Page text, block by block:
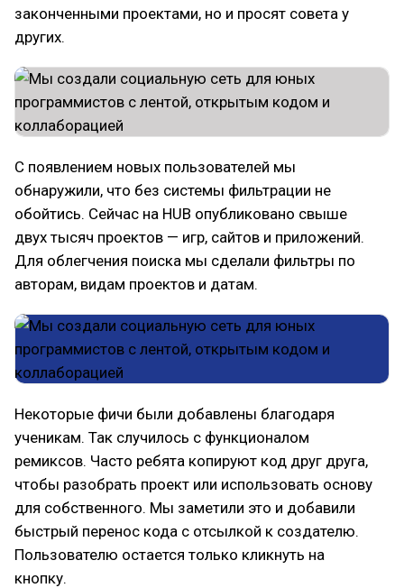
законченными проектами, но и просят совета у
других.
С появлением новых пользователей мы
обнаружили, что без системы фильтрации не
обойтись. Сейчас на HUB опубликовано свыше
двух тысяч проектов — игр, сайтов и приложений.
Для облегчения поиска мы сделали фильтры по
авторам, видам проектов и датам.
Некоторые фичи были добавлены благодаря
ученикам. Так случилось с функционалом
ремиксов. Часто ребята копируют код друг друга,
чтобы разобрать проект или использовать основу
для собственного. Мы заметили это и добавили
быстрый перенос кода с отсылкой к создателю.
Пользователю остается только кликнуть на
кнопку.